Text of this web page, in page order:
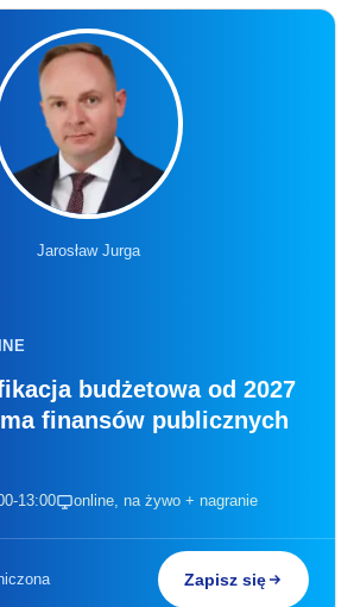
Jarosław Jurga
budżetowa od 2027
finansów publicznych
13:00 online, na żywo + nagranie
Zapisz się